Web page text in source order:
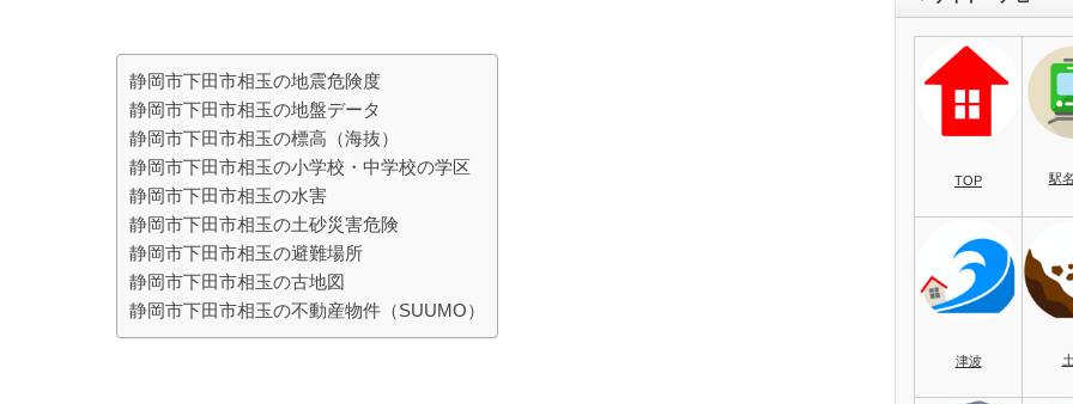
静岡市下田市相玉の地震危険度
静岡市下田市相玉の地盤データ
静岡市下田市相玉の標高（海抜）
静岡市下田市相玉の小学校・中学校の学区
静岡市下田市相玉の水害
静岡市下田市相玉の土砂災害危険
静岡市下田市相玉の避難場所
静岡市下田市相玉の古地図
静岡市下田市相玉の不動産物件（SUUMO）
TOP 駅
津波